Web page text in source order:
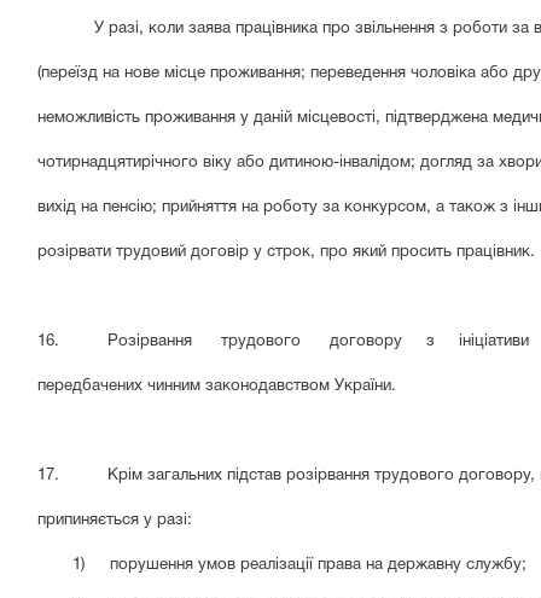
У разі, коли заява працівника про звільнення з роботи
(переїзд на нове місце проживання; переведення чоловіка або
неможливість проживання у даній місцевості, підтверджена
чотирнадцятирічного віку або дитиною-інвалідом; догляд за
вихід на пенсію; прийняття на роботу за конкурсом, а також з
розірвати трудовий договір у строк, про який просить працівник.
16. Розірвання трудового договору з ініціативи
передбачених чинним законодавством України.
17. Крім загальних підстав розірвання трудового договору,
припиняється у разі:
1) порушення умов реалізації права на державну службу;